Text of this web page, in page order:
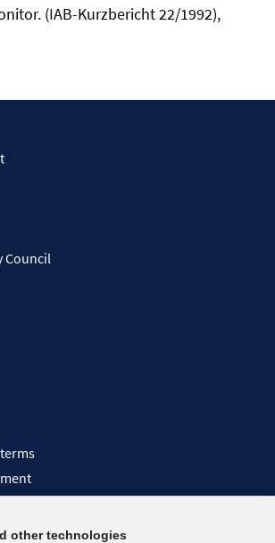
(IAB-Kurzbericht 22/1992),
Council
other technologies